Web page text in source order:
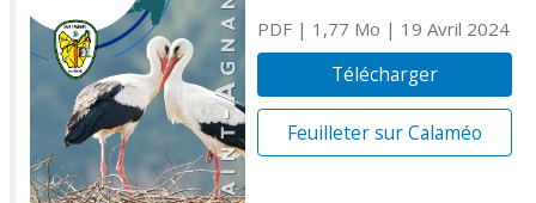
PDF| 1,77 Mo | 19 Avril 2024
Télécharger
Feuilleter sur Calaméo